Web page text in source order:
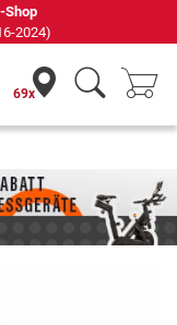
Servicetechnikern
69x